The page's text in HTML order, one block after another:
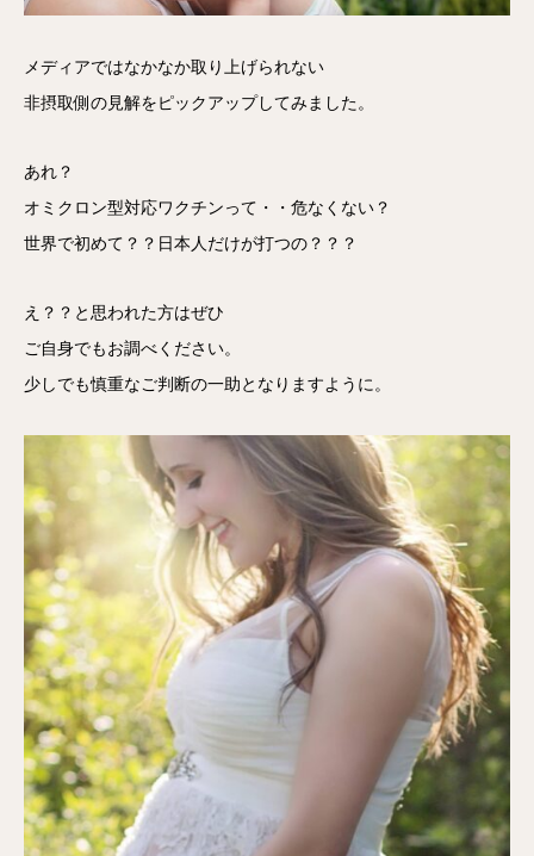
メディアではなかなか取り上げられない
非摂取側の見解をピックアップしてみました。
あれ？
オミクロン型対応ワクチンって・・危なくない？
世界で初めて？？日本人だけが打つの？？？
え？？と思われた方はぜひ
ご自身でもお調べください。
少しでも慎重なご判断の一助となりますように。